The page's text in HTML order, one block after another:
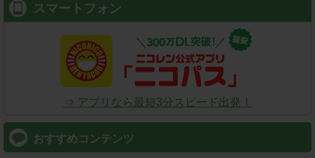
スマートフォン
⇒ アプリなら最短3分スピード出発！
おすすめコンテンツ